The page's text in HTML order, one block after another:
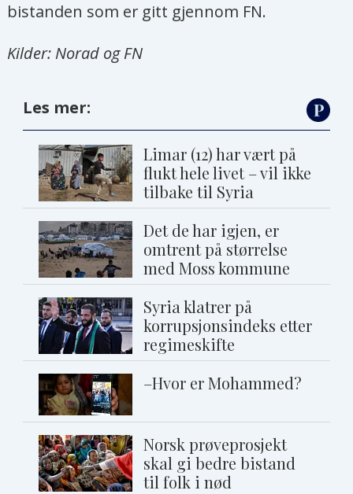
bistanden som er gitt gjennom FN.
Kilder: Norad og FN
Les mer:
Limar (12) har vært på
flukt hele livet – vil ikke
tilbake til Syria
Det de har igjen, er
omtrent på størrelse
med Moss kommune
Syria klatrer på
korrupsjonsindeks etter
regimeskifte
–Hvor er Mohammed?
Norsk prøveprosjekt
skal gi bedre bistand
til folk i nød